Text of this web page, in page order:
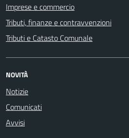
Imprese e commercio
Tributi, finanze e contravvenzioni
Tributi e Catasto Comunale
NOVITÀ
Notizie
Comunicati
Avvisi